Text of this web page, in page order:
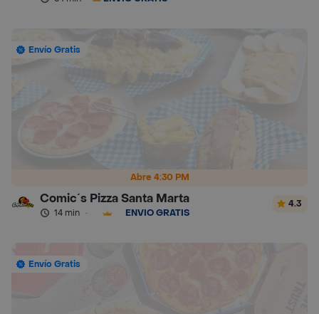
Abre 4:30 PM
Envío Gratis
Comic´s Pizza Santa Marta
14 min · ENVÍO GRATIS
4.3
Envío Gratis